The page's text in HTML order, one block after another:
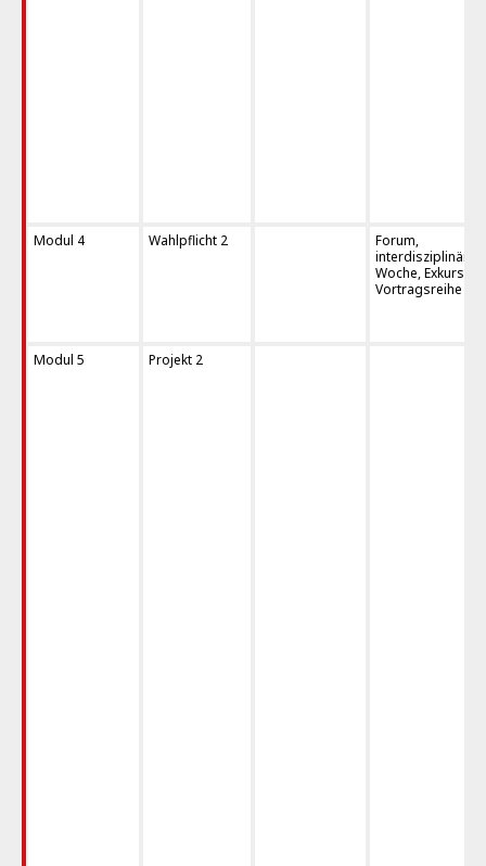
Modul 4 Wahlpflicht 2
Forum,
interdisziplinäre
Woche, Exkursion,
Vortragsreihe
Modul 5 Projekt 2